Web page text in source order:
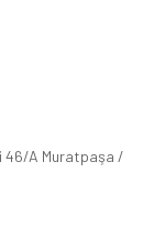
46/A Muratpaşa /